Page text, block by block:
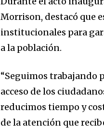
Morrison, destacó que
institucionales para
a la población.
“Seguimos trabajando
acceso de los
reducimos tiempo y
de la atención que